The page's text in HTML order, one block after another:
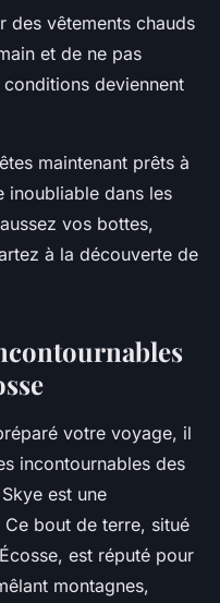
des vêtements chauds
et de ne pas
deviennent
maintenant prêts à
inoubliable dans les
vos bottes,
à la découverte de
votre voyage, il
incontournables des
est une
bout de terre, situé
est réputé pour
montagnes,